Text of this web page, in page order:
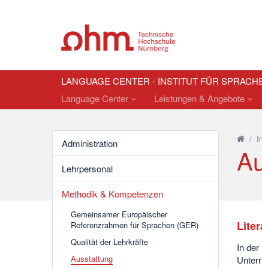
LANGUAGE CENTER - INSTITUT FÜR
Language Center
Leistungen & Angebote
Administration
Lehrpersonal
Methodik & Kompetenzen
Gemeinsamer Europäischer
Referenzrahmen für Sprachen (GER)
Qualität der Lehrkräfte
Ausstattung
/
In